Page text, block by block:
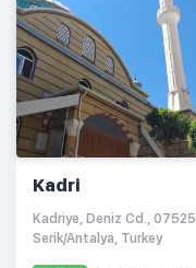
Kadri
Kadriye, Deniz Cd., 07525
Serik/Antalya, Turkey